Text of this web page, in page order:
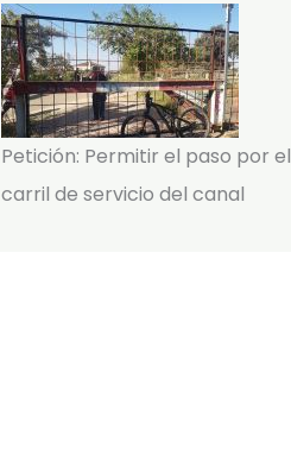
Petición: Permitir el paso por el
carril de servicio del canal